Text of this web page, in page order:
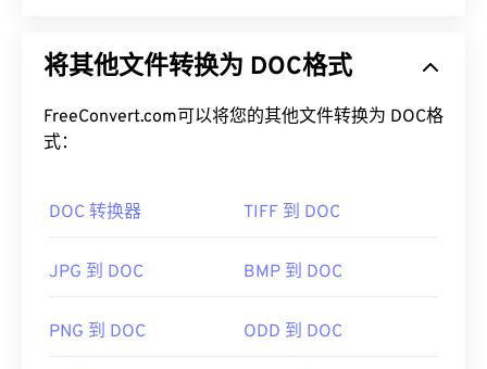
将其他文件转换为 DOC格式
FreeConvert.com可以将您的其他文件转换为 DOC格
式：
DOC 转换器 TIFF 到 DOC
JPG 到 DOC BMP 到 DOC
PNG 到 DOC ODD 到 DOC